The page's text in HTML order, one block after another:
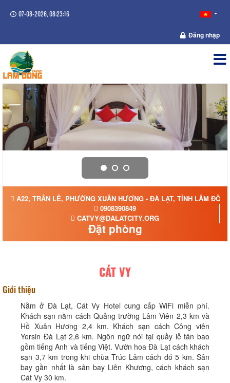
07-08-2026, 08:23:16
Đăng nhập
A22, TRẦN LÊ, PHƯỜNG XUÂN HƯƠNG - ĐÀ LẠT, TỈNH LÂM ĐỒNG
0908390849
CATVY@DALATCITY.ORG
Đặt phòng
CÁT VY
Giới thiệu
Nằm ở Đà Lạt, Cát Vy Hotel cung cấp WiFi miễn phí.
Khách sạn nằm cách Quảng trường Lâm Viên 2,3 km và
Hồ Xuân Hương 2,4 km. Khách sạn cách Công viên
Yersin Đà Lạt 2,6 km. Ngôn ngữ nói tại quầy lễ tân bao
gồm tiếng Anh và tiếng Việt. Vườn hoa Đà Lạt cách khách
sạn 3,7 km trong khi chùa Trúc Lâm cách đó 5 km. Sân
bay gần nhất là sân bay Liên Khương, cách khách sạn
Cát Vy 30 km.